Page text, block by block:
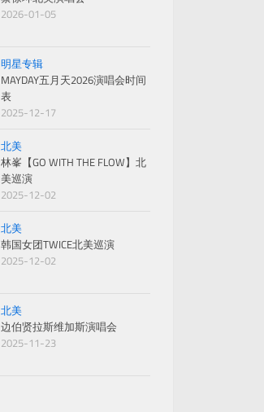
2026-01-05
明星专辑
MAYDAY五月天2026演唱会时间
表
2025-12-17
北美
林峯【GO WITH THE FLOW】北
美巡演
2025-12-02
北美
韩国女团TWICE北美巡演
2025-12-02
北美
边伯贤拉斯维加斯演唱会
2025-11-23